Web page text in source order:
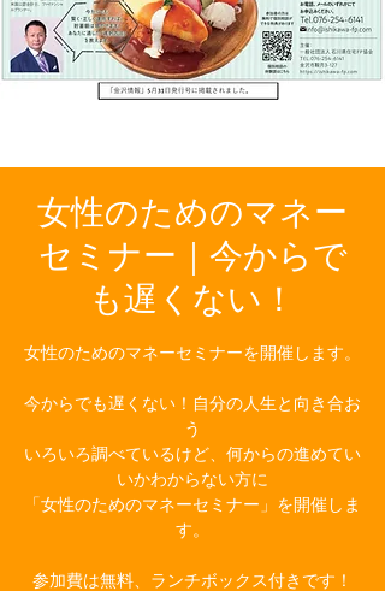
女性のためのマネー
セミナー｜今からで
も遅くない！
女性のためのマネーセミナーを開催します。
今からでも遅くない！自分の人生と向き合お
う
いろいろ調べているけど、何からの進めてい
いかわからない方に
「女性のためのマネーセミナー」を開催しま
す。
参加費は無料、ランチボックス付きです！